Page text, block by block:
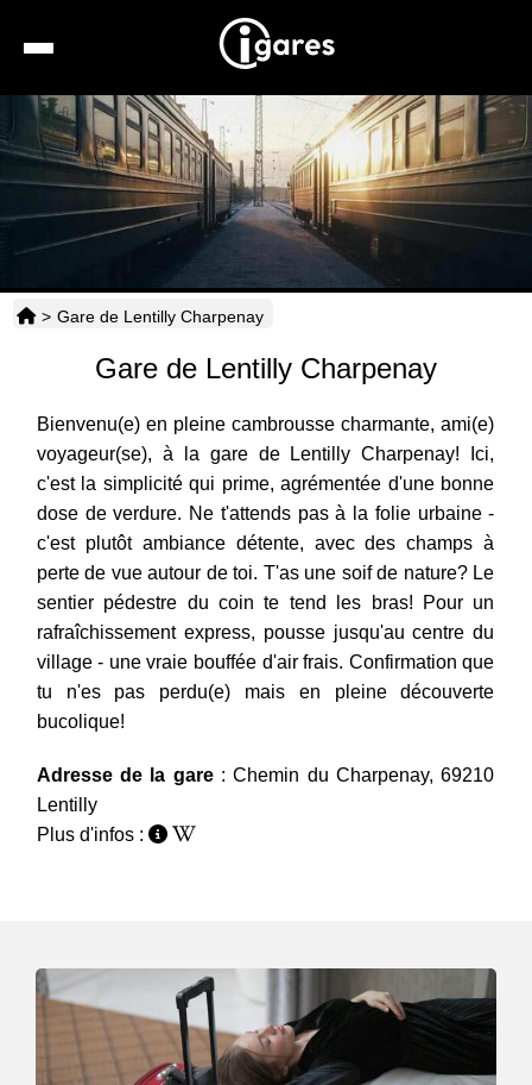
Recherche
Location de voiture
Hôtels
Taxis
Horaires
> Gare de Lentilly Charpenay
Gare de Lentilly Charpenay
Bienvenu(e) en pleine cambrousse charmante, ami(e)
voyageur(se), à la gare de Lentilly Charpenay! Ici,
c'est la simplicité qui prime, agrémentée d'une bonne
dose de verdure. Ne t'attends pas à la folie urbaine -
c'est plutôt ambiance détente, avec des champs à
perte de vue autour de toi. T'as une soif de nature? Le
sentier pédestre du coin te tend les bras! Pour un
rafraîchissement express, pousse jusqu'au centre du
village - une vraie bouffée d'air frais. Confirmation que
tu n'es pas perdu(e) mais en pleine découverte
bucolique!
Adresse de la gare : Chemin du Charpenay, 69210
Lentilly
Plus d'infos :